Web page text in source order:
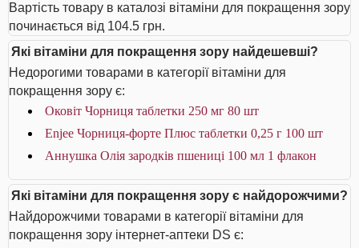
Вартість товару в каталозі вітаміни для покращення зору
починається від 104.5 грн.
Які вітаміни для покращення зору найдешевші?
Недорогими товарами в категорії вітаміни для
покращення зору є:
Оковіт Чорниця таблетки 250 мг 80 шт
Enjee Чорниця-форте Плюс таблетки 0,25 г 100 шт
Аннушка Олія зародків пшениці 100 мл 1 флакон
Які вітаміни для покращення зору є найдорожчими?
Найдорожчими товарами в категорії вітаміни для
покращення зору інтернет-аптеки DS є: